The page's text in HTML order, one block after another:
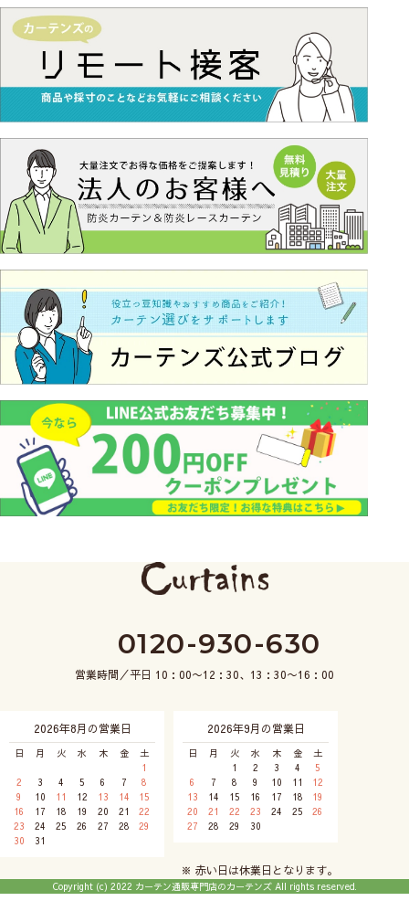
0120-930-630
営業時間／平日 10：00〜12：30、13：30〜16：00
2026年8月の営業日
日 月 火 水 木 金
土
1
2
3 4 5 6 7
8
9
10 11 12 13 14
15
16
17 18 19 20 21
22
23
24 25 26 27 28
29
30
31
2026年9月の営業日
日 月 火 水 木 金
土
1
2 3 4
5
6
7 8 9 10 11
12
13
14 15 16 17 18
19
20
21 22 23 24 25
26
27
28 29 30
※ 赤い日は休業日となります。
Copyright (c) 2022 カーテン通販専門店のカーテンズ All rights reserved.